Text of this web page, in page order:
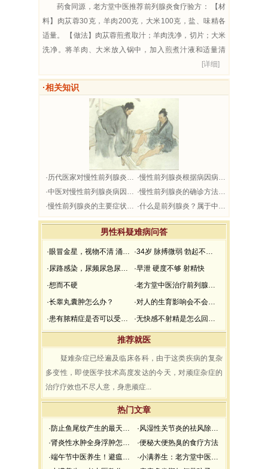
药食同源，老方堂中医推荐前列腺炎食疗验方： 【材
料】肉苁蓉30克，羊肉200克，大米100克，盐、味精各
适量。 【做法】肉苁蓉煎煮取汁；羊肉洗净，切片；大米
洗净。将羊肉、大米放入锅中，加入煎煮汁液和适量清
[详细]
·相关知识
·历代医家对慢性前列腺炎的论治
·慢性前列腺炎根据病因病机分为哪些证型？中医如何治疗？
·中医对慢性前列腺炎病因的认识
·慢性前列腺炎的确诊方法，必须具备哪些条件？
·慢性前列腺炎的主要症状有哪些？常合并哪些疾病？
·什么是前列腺炎？属于中医什么范畴？
男性科疑难病问答
·眼冒金星，视物不清 涌泉穴胀痛。
·34岁 脉搏微弱 勃起不坚 坚而不久 中途疲软 想而不硬
·尿路感染，尿频尿急尿痛，怎么办？
·早泄 硬度不够 射精快
·想而不硬
·老方堂中医治疗前列腺钙化如何？
·长睾丸囊肿怎么办？
·对人的生育影响会不会特别大？血精症怎么治疗？
·患有脓精症是否可以受孕？
·无快感不射精是怎么回事？能治疗吗？
推荐就医
疑难杂症已经遍及临床各科，由于这类疾病的复杂
多变性，即使医学技术高度发达的今天，对顽症杂症的
治疗疗效也不尽人意，身患顽症...
热门文章
·防止鱼尾纹产生的最天然面膜
·风湿性关节炎的祛风除湿方法
·肾炎性水肿全身浮肿怎么办？
·便秘大便热臭的食疗方法
·端午节中医养生！避瘟驱毒，防疫祛病必看
·小满养生：老方堂中医推荐小满养生食谱